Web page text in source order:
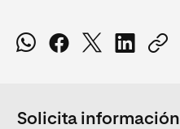
Solicita información